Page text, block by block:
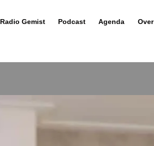
Radio Gemist Podcast Agenda Over